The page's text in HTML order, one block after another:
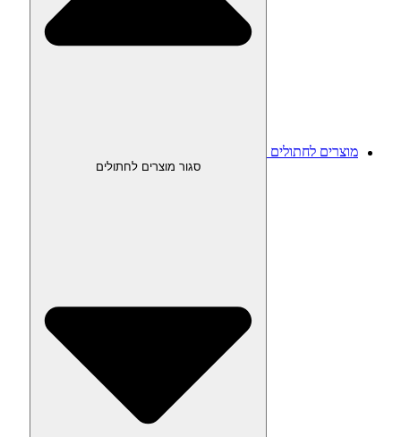
מוצרים לחתולים
סגור מוצרים לחתולים